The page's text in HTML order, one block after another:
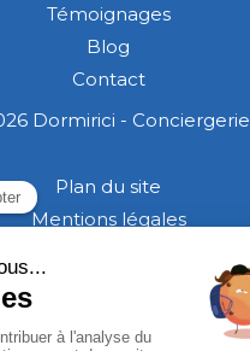
Témoignages
Blog
Contact
Dormirici - Conciergerie
Plan du site
Mentions légales
de confidentialité